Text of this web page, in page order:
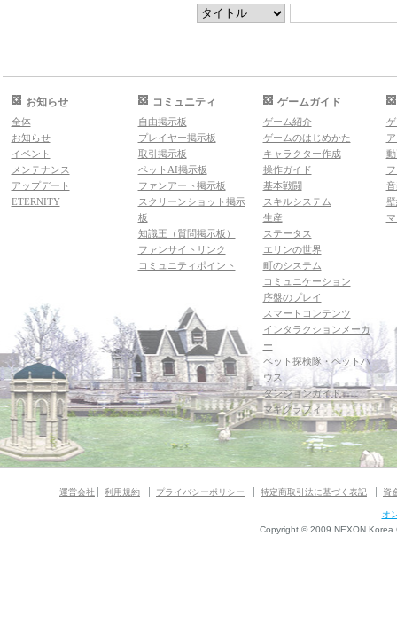
お知らせ
全体
お知らせ
イベント
メンテナンス
アップデート
ETERNITY
コミュニティ
自由掲示板
プレイヤー掲示板
取引掲示板
ペットAI掲示板
ファンアート掲示板
スクリーンショット掲示
板
知識王（質問掲示板）
ファンサイトリンク
コミュニティポイント
ゲームガイド
ゲーム紹介
ゲームのはじめかた
キャラクター作成
操作ガイド
基本戦闘
スキルシステム
生産
ステータス
エリンの世界
町のシステム
コミュニケーション
序盤のプレイ
スマートコンテンツ
インタラクションメーカ
ー
ペット探検隊・ペットハ
ウス
ダンジョンガイド
マギグラフィ
運営会社 利用規約 プライバシーポリシー 特定商取引法に基づく表記 資
オ
Copyright © 2009 NEXON Korea